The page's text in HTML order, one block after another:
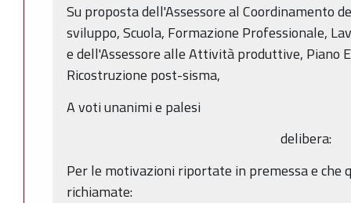
Su proposta dell'Assessore al Coordinamento
sviluppo, Scuola, Formazione Professionale,
e dell'Assessore alle Attività produttive, Piano
Ricostruzione post-sisma,
A voti unanimi e palesi
delibera:
Per le motivazioni riportate in premessa e che
richiamate: